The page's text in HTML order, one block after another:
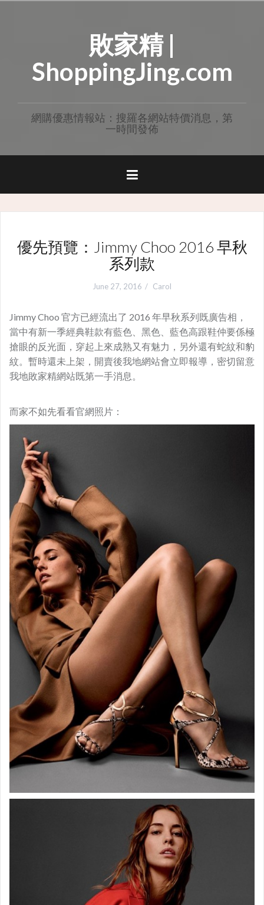
敗家精 |
ShoppingJing.com
網購優惠情報站：搜羅各網站特價消息，第
一時間發佈
優先預覽：Jimmy Choo 2016 早秋
系列款
June 27, 2016 Carol
Jimmy Choo 官方已經流出了 2016 年早秋系列既廣告相，
當中有新一季經典鞋款有藍色、黑色、藍色高跟鞋仲要係極
搶眼的反光面，穿起上來成熟又有魅力，另外還有蛇紋和豹
紋。暫時還未上架，開賣後我地網站會立即報導，密切留意
我地敗家精網站既第一手消息。
而家不如先看看官網照片：